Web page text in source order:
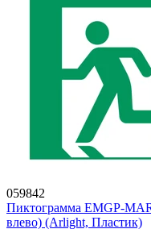
059842
Пиктограмма EMGP-
влево) (Arlight, Пластик)